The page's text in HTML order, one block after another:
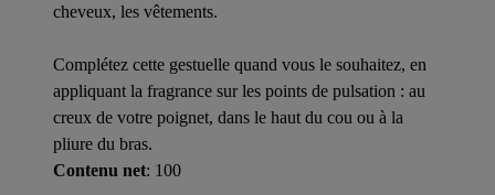
cheveux, les vêtements.
Complétez cette gestuelle quand vous le souhaitez, en
appliquant la fragrance sur les points de pulsation : au
creux de votre poignet, dans le haut du cou ou à la
pliure du bras.
Contenu net: 100